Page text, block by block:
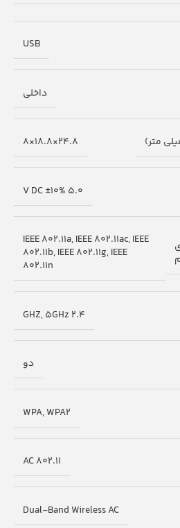
USB
داخلی
متر) 24.8×18.8×8
5.0 V DC ±10%
IEEE 802.11a, IEEE 802.11ac, IEEE
802.11b, IEEE 802.11g, IEEE
802.11n
2.4 GHZ, 5GHz
دو
WPA, WPA2
802.11 AC
Dual-Band Wireless AC